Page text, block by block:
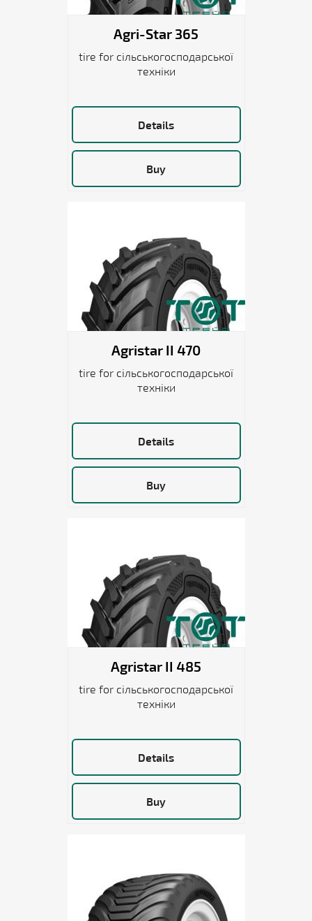
Agri-Star 365
tire for сільськогосподарської
техніки
Details
Buy
Agristar II 470
tire for сільськогосподарської
техніки
Details
Buy
Agristar II 485
tire for сільськогосподарської
техніки
Details
Buy